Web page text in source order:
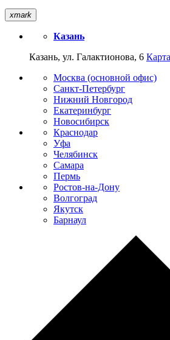
xmark
Казань
Казань, ул. Галактионова, 6
Москва (основной офис)
Санкт-Петербург
Нижний Новгород
Екатеринбург
Новосибирск
Краснодар
Уфа
Челябинск
Самара
Пермь
Ростов-на-Дону
Волгоград
Якутск
Барнаул